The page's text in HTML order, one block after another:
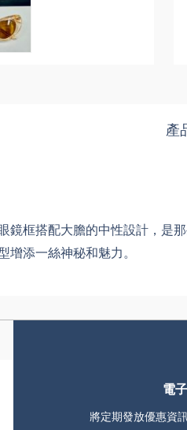
產
鏡框搭配大膽的中性設計，是
增添一絲神秘和魅力。
電
將定期發放優惠資